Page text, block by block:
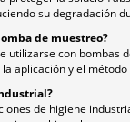
su degradación
de muestreo?
utilizarse con bombas
aplicación y el
de higiene